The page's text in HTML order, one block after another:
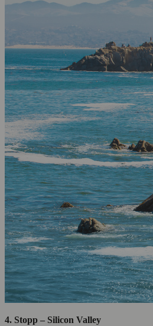
4. Stopp – Silicon Valley